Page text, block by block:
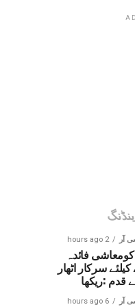
آر 2 hours ago
فائدہ
کیلئے سرکار اٹھار
قدم :ریکھا
آر 6 hours ago